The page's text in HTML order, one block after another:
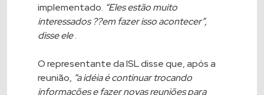
implementado. “Eles estão muito
interessados ??em fazer isso acontecer”,
disse ele.
O representante da ISL disse que, após a
reunião, “a idéia é continuar trocando
informações e fazer novas reuniões para